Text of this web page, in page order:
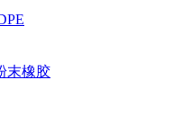
末橡胶